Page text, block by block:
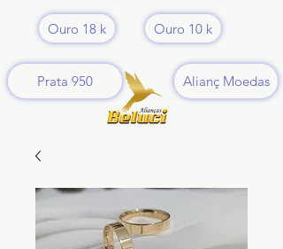
Ouro 18 k Ouro 10 k
Prata 950 Alianç Moedas